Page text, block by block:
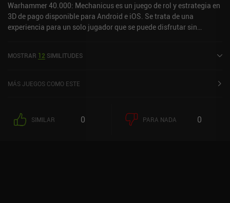
Warhammer 40.000: Mechanicus es un juego de rol y estrategia en
3D de pago disponible para Android e iOS. Se trata de una
experiencia para un solo jugador que se puede disfrutar sin
Mechanicus se lanzó en abril de 2021 y tiene actualmente una
App Store de iOS.
MOSTRAR 12 SIMILITUDES
MÁS JUEGOS COMO ESTE
SIMILAR 0 PARA NADA 0